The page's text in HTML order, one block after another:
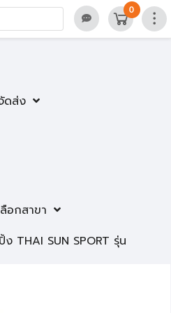
ดส่ง
ลือกสาขา
0
THAI SUN SPORT รุ่น